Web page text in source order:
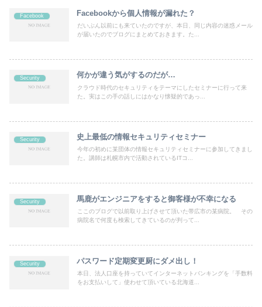
Facebook Facebookから個人情報が漏れた？
だいぶん以前にも来ていたのですが、本日、同じ内容の迷惑メール
が届いたのでブログにまとめておきます。た...
Security 何かが違う気がするのだが…
クラウド時代のセキュリティをテーマにしたセミナーに行って来
た。実はこの手の話しにはかなり懐疑的であっ...
Security 史上最低の情報セキュリティセミナー
今年の初めに某団体の情報セキュリティセミナーに参加してきまし
た。講師は札幌市内で活動されているITコ...
Security 馬鹿がエンジニアをすると御客様が不幸になる
ここのブログで以前取り上げさせて頂いた帯広市の某病院。 その
病院名で何度も検索してきているのが判って...
Security パスワード定期変更厨にダメ出し！
本日、法人口座を持っていてインターネットバンキングを「手数料
をお支払いして」使わせて頂いている北海道...